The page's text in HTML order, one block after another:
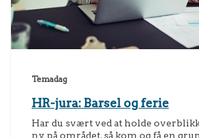
Temadag
HR-jura: Barsel og ferie
Har du svært ved at holde
ny på området, så kom og få en